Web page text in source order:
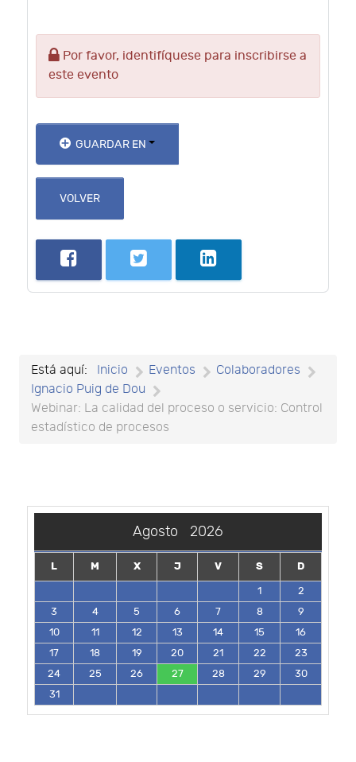
Por favor, identifíquese para inscribirse a
este evento
GUARDAR EN
VOLVER
Está aquí: Inicio Eventos
Colaboradores
Ignacio Puig de Dou
Webinar: La calidad del proceso o servicio: Control
estadístico de procesos
Agosto 2026
L M X J V S
D
1
2
3
4 5 6 7 8
9
10
11 12 13 14 15
16
17
18 19 20 21 22
23
24
25 26 27 28 29
30
31